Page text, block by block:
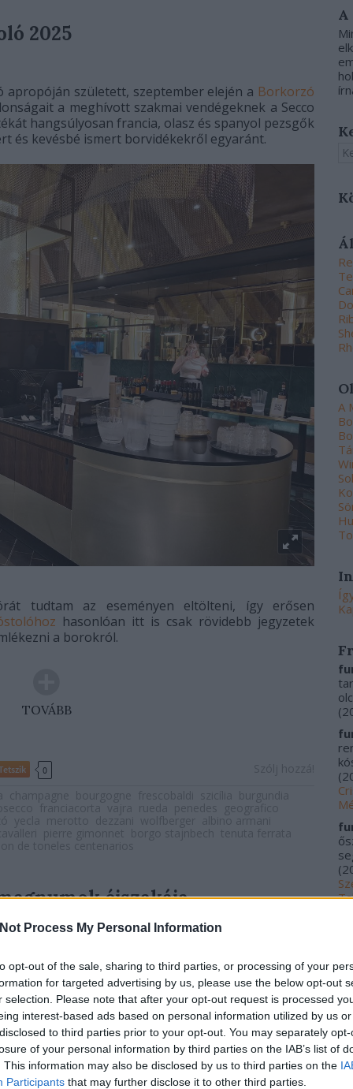
Process My Personal Information
opt-out of the sale, sharing to third parties, or processing of your
for targeted advertising by us, please use the below opt-out
selection. Please note that after your opt-out request is processed
interest-based ads based on personal information utilized by us
to third parties prior to your opt-out. You may separately
of your personal information by third parties on the IAB’s list of
This information may also be disclosed by us to third parties on the
Participants that may further disclose it to other third parties.
2025
született, szeptember elején a Borkorzó
a meghívott szakmai vendégeknek a Secco
hangsúlyosan francia, olasz és spanyol pezsgők
és kevésbé ismert borvidékekről egyaránt.
tudtam az eseményen eltölteni, így erősen
hasonlóan itt is csak rövidebb jegyzetek
a borokról.
TOVÁBB
0
éjszakája
idén 5 éves lett Tar Ferenc borkereskedése
stábja a kezdetektől rendszeresen követi a
szortimentjük borai és a tematikus kóstolók a mi
A Carpe Diem megnyitása óta a kóstolók
a jeles évforduló alkalmából is itt gyűlt össze a
Feri korábban is speciális borsorokkal készült (itt
és nem volt ez másként most sem: 10 bort és
magnum-palackos kiszerelésben.
A
(
(
(
(